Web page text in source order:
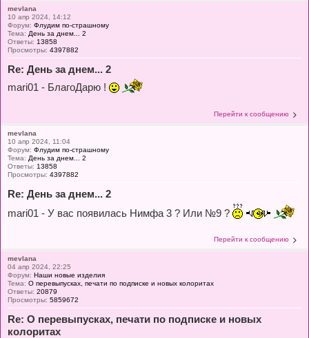
mevlana
10 апр 2024, 14:12
Форум: Флудим по-страшному
Тема: День за днем... 2
Ответы: 13858
Просмотры: 4397882
Re: День за днем... 2
mari01 - БлагоДарю !
Перейти к сообщению
mevlana
10 апр 2024, 11:04
Форум: Флудим по-страшному
Тема: День за днем... 2
Ответы: 13858
Просмотры: 4397882
Re: День за днем... 2
mari01 - У вас появилась Нимфа 3 ? Или №9 ?
Перейти к сообщению
mevlana
04 апр 2024, 22:25
Форум: Наши новые изделия
Тема: О перевыпусках, печати по подписке и новых колоритах
Ответы: 20879
Просмотры: 5859672
Re: О перевыпусках, печати по подписке и новых
колоритах